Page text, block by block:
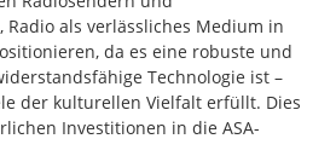
Radio als verlässliches Medium in
da es eine robuste und
Technologie ist –
der kulturellen Vielfalt erfüllt. Dies
Investitionen in die ASA-